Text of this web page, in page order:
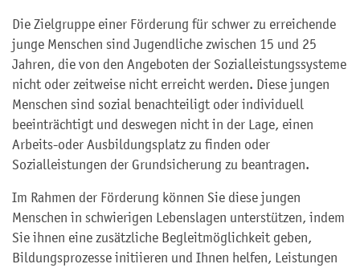
Die Zielgruppe einer Förderung für schwer zu erreichende
junge Menschen sind Jugendliche zwischen 15 und 25
Jahren, die von den Angeboten der Sozialleistungssysteme
nicht oder zeitweise nicht erreicht werden. Diese jungen
Menschen sind sozial benachteiligt oder individuell
beeinträchtigt und deswegen nicht in der Lage, einen
Arbeits-oder Ausbildungsplatz zu finden oder
Sozialleistungen der Grundsicherung zu beantragen.
Im Rahmen der Förderung können Sie diese jungen
Menschen in schwierigen Lebenslagen unterstützen, indem
Sie ihnen eine zusätzliche Begleitmöglichkeit geben,
Bildungsprozesse initiieren und Ihnen helfen, Leistungen